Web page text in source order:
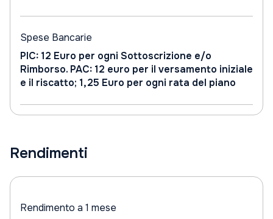
Spese Bancarie
PIC: 12 Euro per ogni Sottoscrizione e/o
Rimborso. PAC: 12 euro per il versamento iniziale
e il riscatto; 1,25 Euro per ogni rata del piano
Rendimenti
Rendimento a 1 mese